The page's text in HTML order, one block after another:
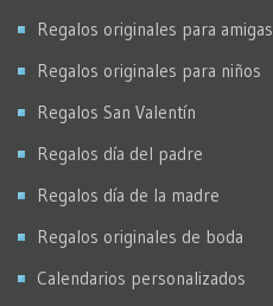
Regalos originales para amigas
Regalos originales para niños
Regalos San Valentín
Regalos día del padre
Regalos día de la madre
Regalos originales de boda
Calendarios personalizados